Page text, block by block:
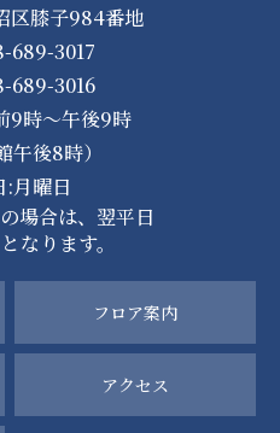
区膝子984番地
689-3017
689-3016
9時～午後9時
午後8時）
:月曜日
場合は、翌平日
なります。
フロア案内
アクセス